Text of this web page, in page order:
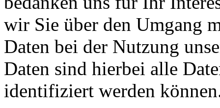
wir Sie über den Umgang
Daten bei der Nutzung
Daten sind hierbei alle
identifiziert werden